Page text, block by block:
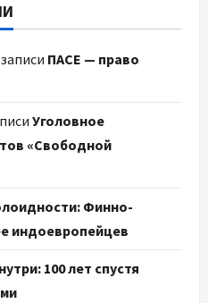
ПАСЕ — право
Уголовное
«Свободной
Финно-
индоевропейцев
100 лет спустя